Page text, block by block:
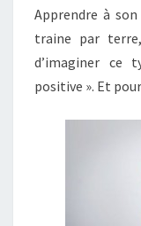
Apprendre à
traine par
d’imaginer ce
positive ». Et